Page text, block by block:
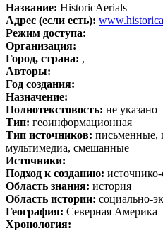
Название: HistoricAerials
Адрес (если есть):
Режим доступа:
Организация:
Город, страна: ,
Авторы:
Год создания:
Назначение:
Полнотекстовость: не указано
Тип: геоинформационная
Тип источников: письменные,
мультимедиа, смешанные
Источники:
Подход к созданию:
Область знания: история
Область истории: социально-
География: Северная Америка
Хронология: